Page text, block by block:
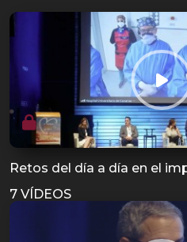
Retos del día a día en el
7 VÍDEOS